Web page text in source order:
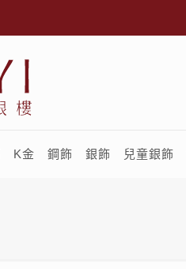
K金 鋼飾 銀飾 兒童銀飾